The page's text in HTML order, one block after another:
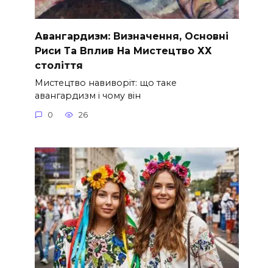
Авангардизм: Визначення, Основні
Риси Та Вплив На Мистецтво ХХ
століття
Мистецтво навиворіт: що таке
авангардизм і чому він
0 26